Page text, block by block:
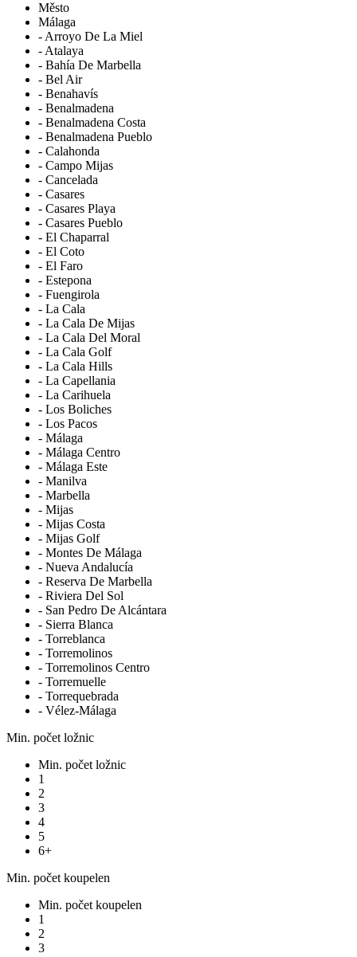
Město
Málaga
- Arroyo De La Miel
- Atalaya
- Bahía De Marbella
- Bel Air
- Benahavís
- Benalmadena
- Benalmadena Costa
- Benalmadena Pueblo
- Calahonda
- Campo Mijas
- Cancelada
- Casares
- Casares Playa
- Casares Pueblo
- El Chaparral
- El Coto
- El Faro
- Estepona
- Fuengirola
- La Cala
- La Cala De Mijas
- La Cala Del Moral
- La Cala Golf
- La Cala Hills
- La Capellania
- La Carihuela
- Los Boliches
- Los Pacos
- Málaga
- Málaga Centro
- Málaga Este
- Manilva
- Marbella
- Mijas
- Mijas Costa
- Mijas Golf
- Montes De Málaga
- Nueva Andalucía
- Reserva De Marbella
- Riviera Del Sol
- San Pedro De Alcántara
- Sierra Blanca
- Torreblanca
- Torremolinos
- Torremolinos Centro
- Torremuelle
- Torrequebrada
- Vélez-Málaga
Min. počet ložnic
Min. počet ložnic
1
2
3
4
5
6+
Min. počet koupelen
Min. počet koupelen
1
2
3